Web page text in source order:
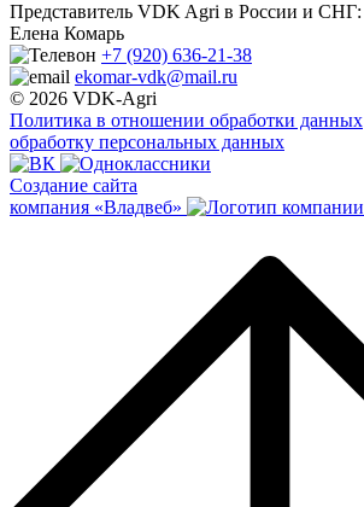
Представитель VDK Agri в России и СНГ:
Елена Комарь
+7 (920) 636-21-38
ekomar-vdk@mail.ru
© 2026 VDK-Agri
Политика в отношении обработки данных
обработку персональных данных
Создание сайта
компания «Владвеб»